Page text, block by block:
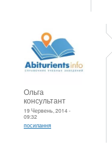
Ольга
консультант
19 Червень, 2014 -
09:32
посилання